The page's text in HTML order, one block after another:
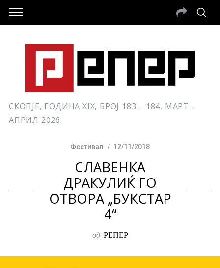
СКОПЈЕ, ГОДИНА XIX, БРОЈ 183 – 184, МАРТ –
АПРИЛ 2026
Фестивал 12/11/2018
СЛАВЕНКА
ДРАКУЛИЌ ГО
ОТВОРА „БУКСТАР
4“
од РЕПЕР